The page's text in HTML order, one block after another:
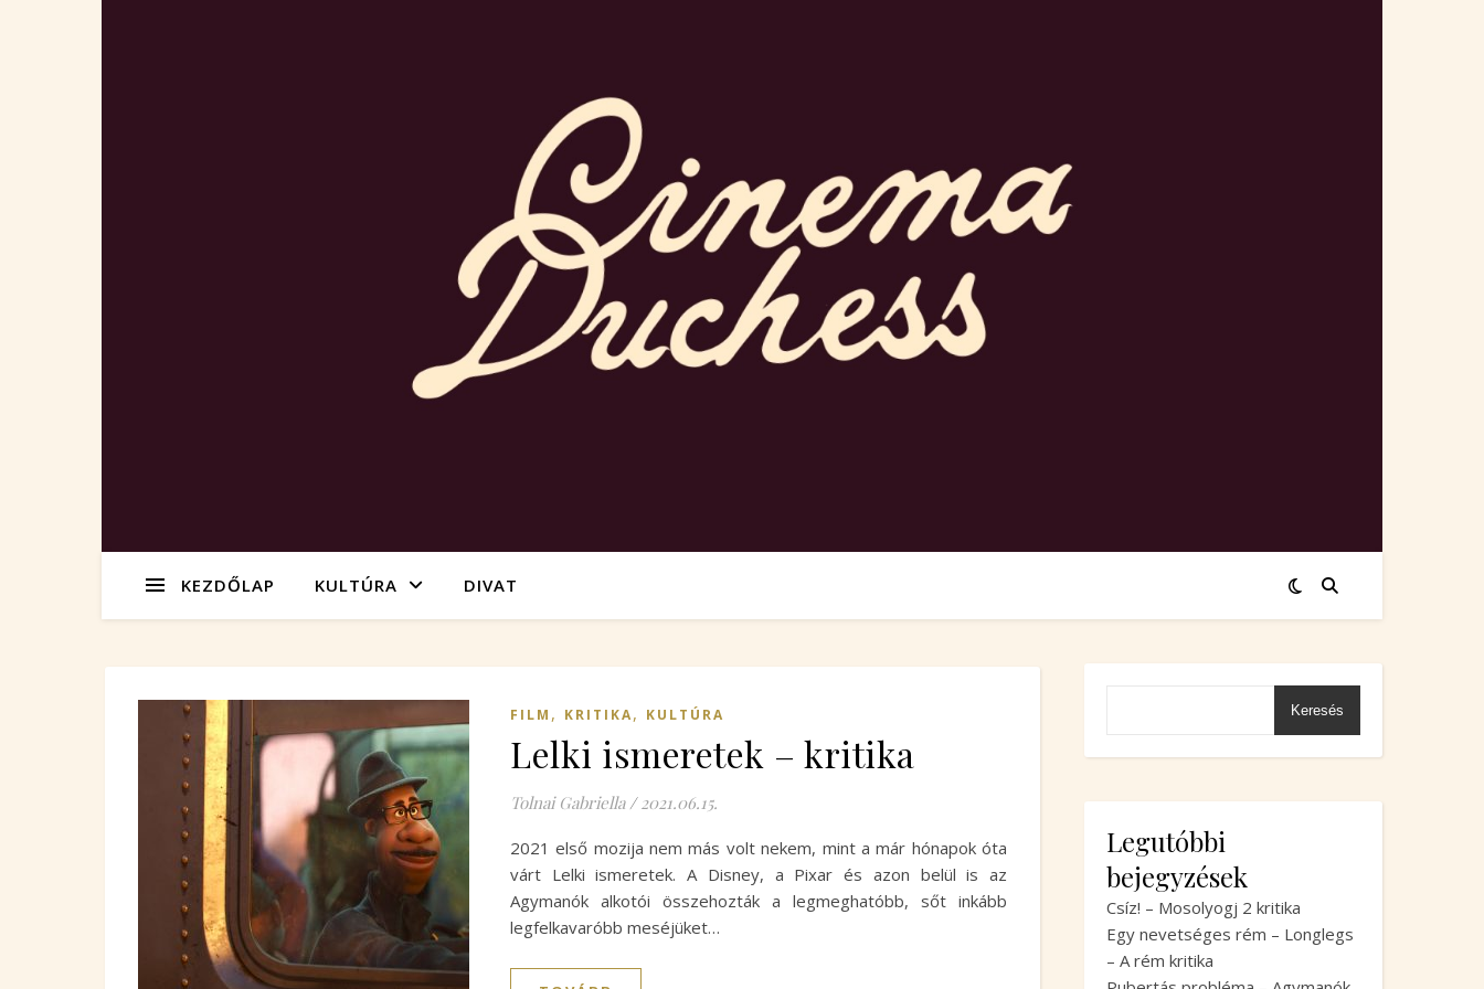
KEZDŐLAP KULTÚRA DIVAT
FILM , KRITIKA, KULTÚRA
Lelki ismeretek – kritika
Tolnai Gabriella / 2021.06.15.
2021 első mozija nem más volt nekem, mint a már hónapok óta
várt Lelki ismeretek. A Disney, a Pixar és azon belül is az
Agymanók alkotói összehozták a legmeghatóbb, sőt inkább
legfelkavaróbb meséjüket…
Keresés
Legutóbbi
bejegyzések
Csíz! – Mosolyogj 2 kritika
Egy nevetséges rém – Longlegs
– A rém kritika